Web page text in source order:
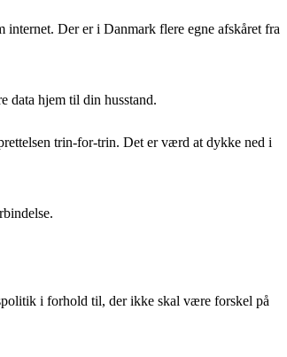
Der er i Danmark flere egne afskåret fra
data hjem til din husstand.
trin-for-trin. Det er værd at dykke ned i
i forhold til, der ikke skal være forskel på